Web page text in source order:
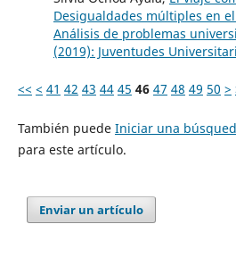
Desigualdades múltiples en
Análisis de problemas
(2019): Juventudes
<< < 41 42 43 44 45 46 47 48 49 50 >
También puede Iniciar una
para este artículo.
Enviar un artículo